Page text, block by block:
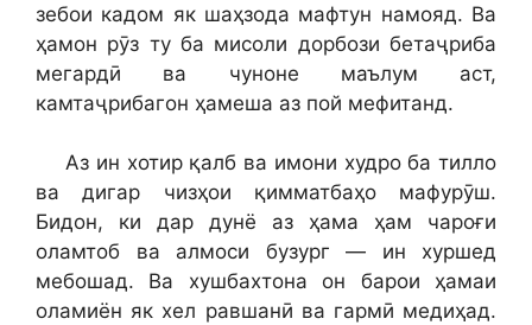
зебои кадом як шаҳзода мафтун намояд. Ва
ҳамон рӯз ту ба мисоли дорбози бетаҷриба
мегардӣ ва чуноне маълум аст,
камтаҷрибагон ҳамеша аз пой мефитанд.
Аз ин хотир қалб ва имони худро ба тилло
ва дигар чизҳои қимматбаҳо мафурӯш.
Бидон, ки дар дунё аз ҳама ҳам чароғи
оламтоб ва алмоси бузург — ин хуршед
мебошад. Ва хушбахтона он барои ҳамаи
оламиён як хел равшанӣ ва гармӣ медиҳад.